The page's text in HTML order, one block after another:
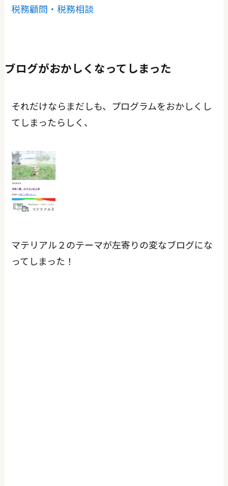
税務顧問・税務相談
ブログがおかしくなってしまった
それだけならまだしも、プログラムをおかしくし
てしまったらしく、
マテリアル２のテーマが左寄りの変なブログにな
ってしまった！